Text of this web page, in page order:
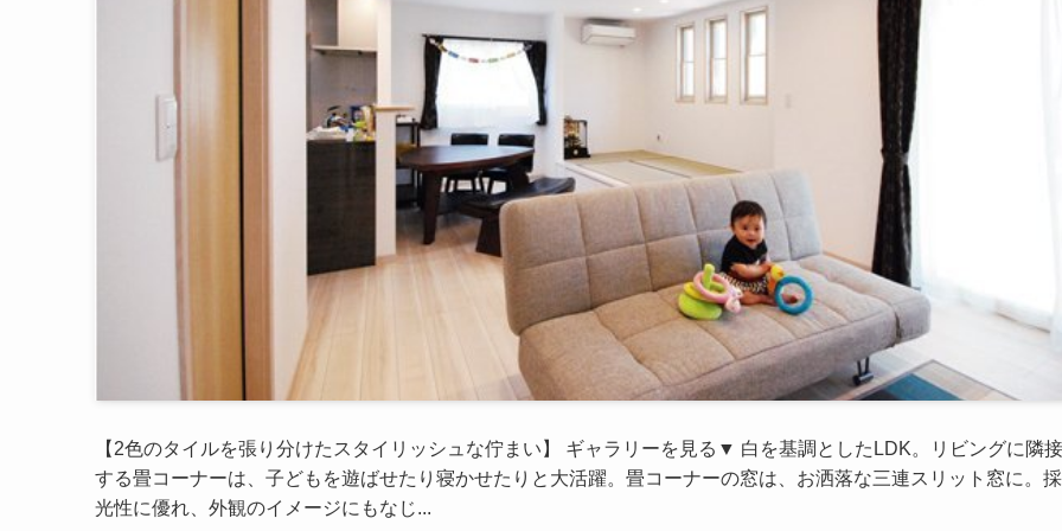
【2色のタイルを張り分けたスタイリッシュな佇まい】 ギャラリーを見る▼ 白を基調としたLDK。リビングに隣接
する畳コーナーは、子どもを遊ばせたり寝かせたりと大活躍。畳コーナーの窓は、お洒落な三連スリット窓に。採
光性に優れ、外観のイメージにもなじ...